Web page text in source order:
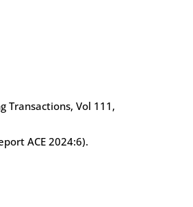
Transactions, Vol 111,
ACE 2024:6).